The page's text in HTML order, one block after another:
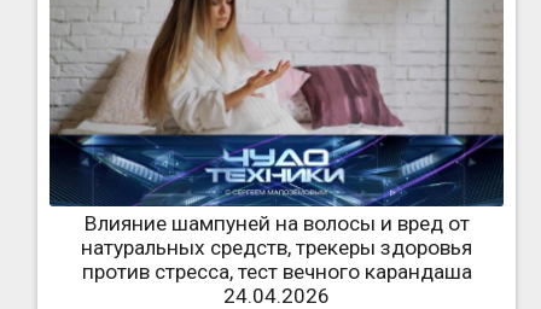
Влияние шампуней на волосы и вред от
натуральных средств, трекеры здоровья
против стресса, тест вечного карандаша
24.04.2026